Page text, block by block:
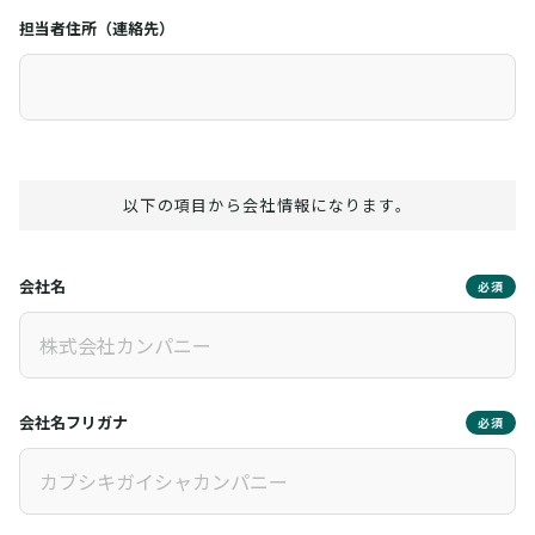
担当者住所（連絡先）
以下の項目から会社情報になります。
会社名 必須
会社名フリガナ 必須